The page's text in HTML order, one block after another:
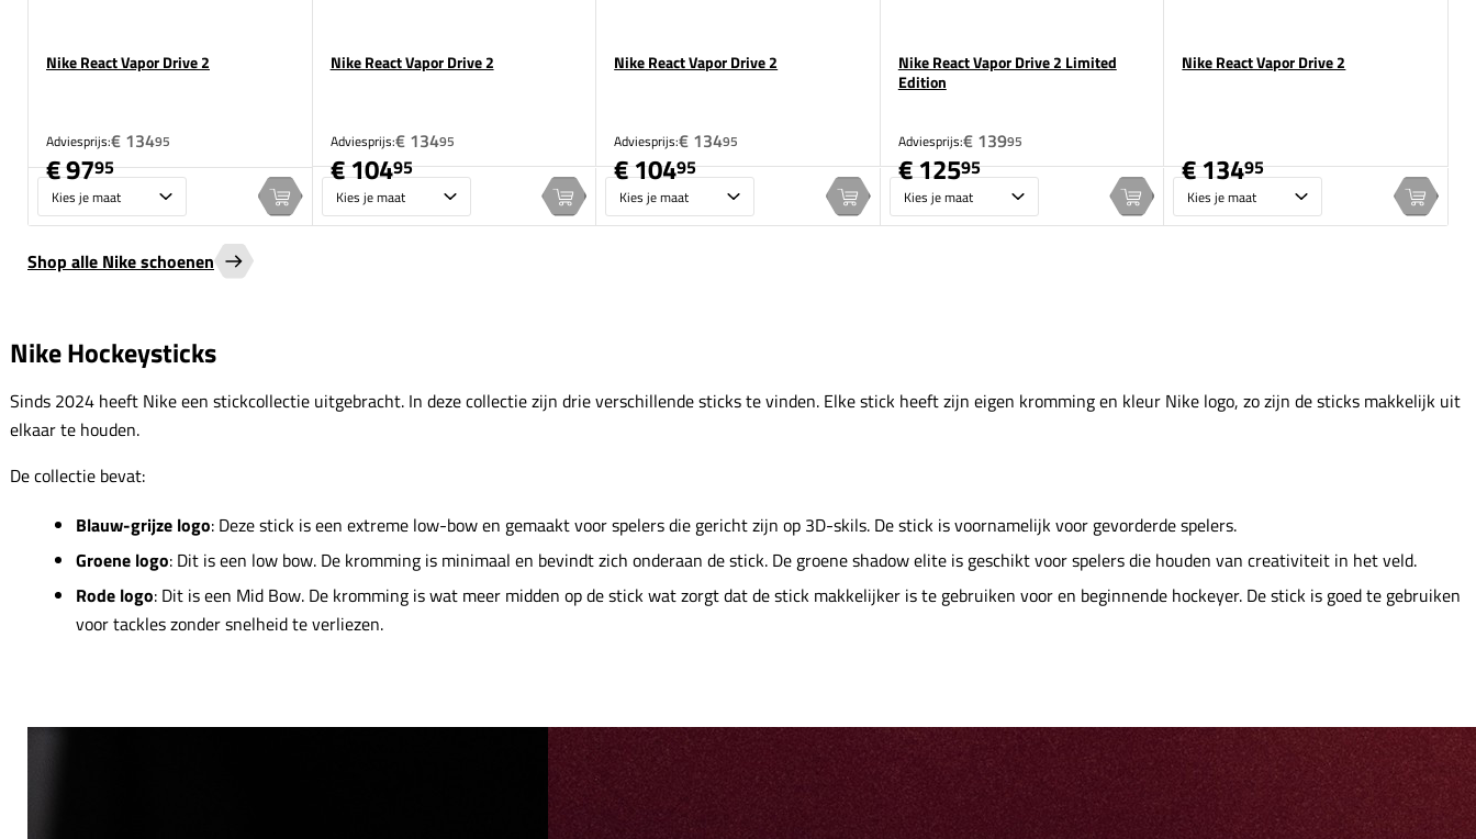
Nike React Vapor Drive 2
Adviesprijs:€ 13495
€ 9795
Maat
In winkelwagen
Nike React Vapor Drive 2
Adviesprijs:€ 13495
€ 10495
Maat
In winkelwagen
Nike React Vapor Drive 2
Adviesprijs:€ 13495
€ 10495
Maat
In winkelwagen
Nike React Vapor Drive 2 Limited
Edition
Adviesprijs:€ 13995
€ 12595
Maat
In winkelwagen
Nike React Vapor Drive 2
€ 13495
Maat
In
Shop alle Nike schoenen
Nike Hockeysticks
Sinds 2024 heeft Nike een stickcollectie uitgebracht. In deze collectie zijn drie verschillende sticks te vinden. Elke stick heeft zijn eigen kromming en kleur Nike logo, zo zijn de sticks makkelijk uit
elkaar te houden.
De collectie bevat:
Blauw-grijze logo: Deze stick is een extreme low-bow en gemaakt voor spelers die gericht zijn op 3D-skils. De stick is voornamelijk voor gevorderde spelers.
Groene logo: Dit is een low bow. De kromming is minimaal en bevindt zich onderaan de stick. De groene shadow elite is geschikt voor spelers die houden van creativiteit in het veld.
Rode logo: Dit is een Mid Bow. De kromming is wat meer midden op de stick wat zorgt dat de stick makkelijker is te gebruiken voor en beginnende hockeyer. De stick is goed te gebruiken
voor tackles zonder snelheid te verliezen.